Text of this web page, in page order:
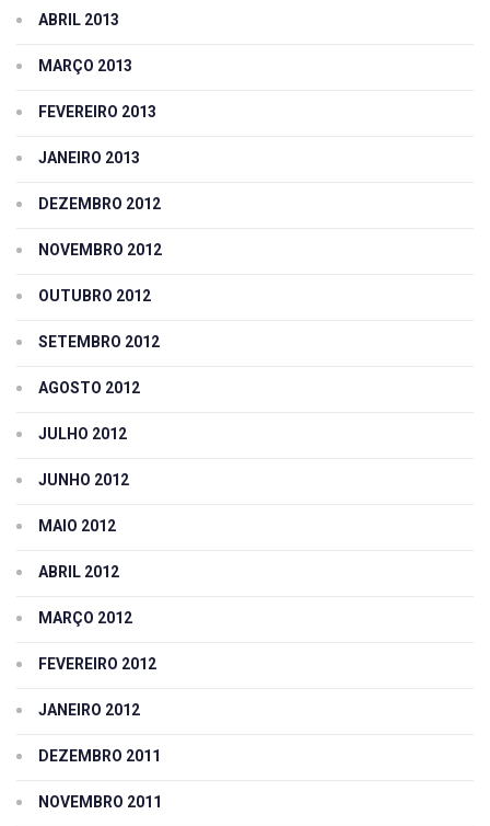
ABRIL 2013
MARÇO 2013
FEVEREIRO 2013
JANEIRO 2013
DEZEMBRO 2012
NOVEMBRO 2012
OUTUBRO 2012
SETEMBRO 2012
AGOSTO 2012
JULHO 2012
JUNHO 2012
MAIO 2012
ABRIL 2012
MARÇO 2012
FEVEREIRO 2012
JANEIRO 2012
DEZEMBRO 2011
NOVEMBRO 2011